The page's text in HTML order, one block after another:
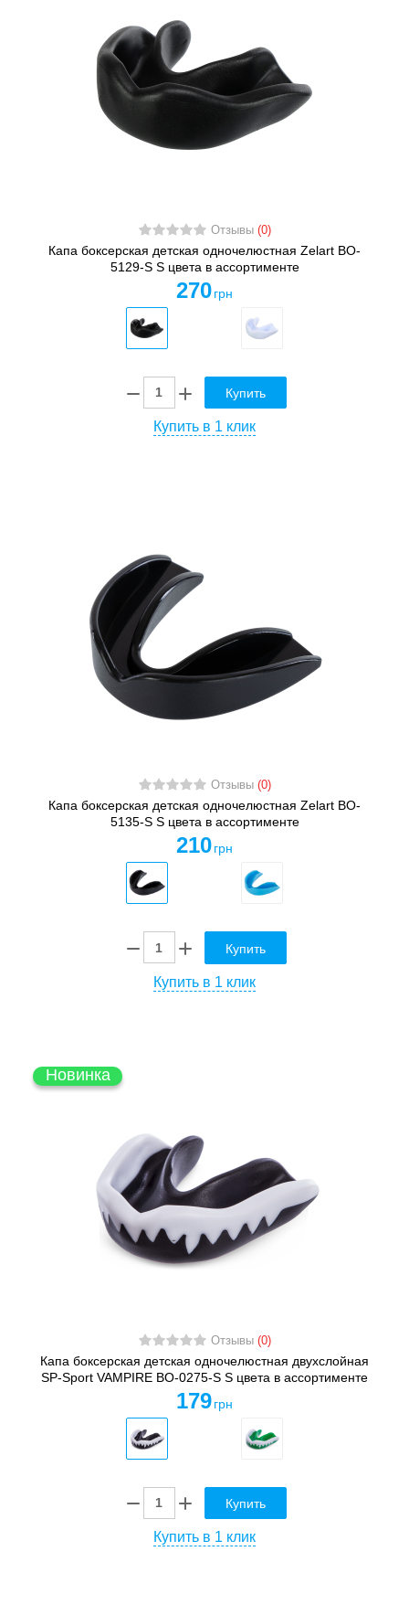
Отзывы (0)
Капа боксерская детская одночелюстная Zelart BO-
5129-S S цвета в ассортименте
270 грн
Купить
Купить в 1 клик
Отзывы (0)
Капа боксерская детская одночелюстная Zelart BO-
5135-S S цвета в ассортименте
210 грн
Купить
Купить в 1 клик
Новинка
Отзывы (0)
Капа боксерская детская одночелюстная двухслойная
SP-Sport VAMPIRE BO-0275-S S цвета в ассортименте
179 грн
Купить
Купить в 1 клик